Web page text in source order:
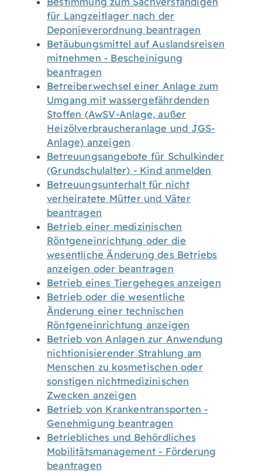
für Langzeitlager nach der
Deponieverordnung beantragen
Betäubungsmittel auf Auslandsreisen
mitnehmen - Bescheinigung
beantragen
Betreiberwechsel einer Anlage zum
Umgang mit wassergefährdenden
Stoffen (AwSV-Anlage, außer
Heizölverbraucheranlage und JGS-
Anlage) anzeigen
Betreuungsangebote für Schulkinder
(Grundschulalter) - Kind anmelden
Betreuungsunterhalt für nicht
verheiratete Mütter und Väter
beantragen
Betrieb einer medizinischen
Röntgeneinrichtung oder die
wesentliche Änderung des Betriebs
anzeigen oder beantragen
Betrieb eines Tiergeheges anzeigen
Betrieb oder die wesentliche
Änderung einer technischen
Röntgeneinrichtung anzeigen
Betrieb von Anlagen zur Anwendung
nichtionisierender Strahlung am
Menschen zu kosmetischen oder
sonstigen nichtmedizinischen
Zwecken anzeigen
Betrieb von Krankentransporten -
Genehmigung beantragen
Betriebliches und Behördliches
Mobilitätsmanagement - Förderung
beantragen